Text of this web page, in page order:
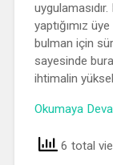
yaptığımız
bulman için
sayesinde
ihtimalin
Okumaya
6 total